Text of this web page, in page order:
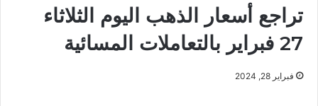
تراجع أسعار الذهب اليوم الثلاثاء
27 فبراير بالتعاملات المسائية
فبراير 28, 2024